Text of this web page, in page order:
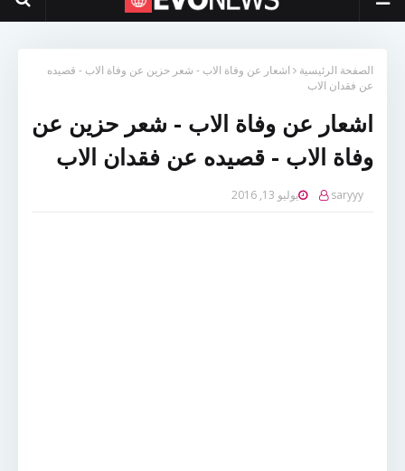
الصفحة الرئيسية
اشعار عن وفاة الاب - شعر حزين عن وفاة الاب - قصيده
عن فقدان الاب
اشعار عن وفاة الاب - شعر حزين عن
وفاة الاب - قصيده عن فقدان الاب
saryyy يوليو 13, 2016